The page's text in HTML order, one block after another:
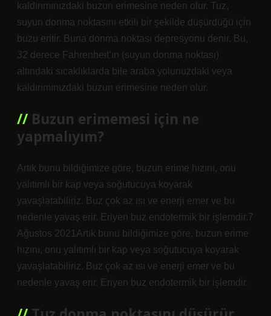
kaldırımınızdaki buzun erimesine neden olur. Tuz,
suyun donma noktasını etkili bir şekilde düşürdüğü için
buzu eritir. Buna donma noktası depresyonu denir. Bu,
32 derece Fahrenheit’ın (suyun donma noktası)
altındaki sıcaklıklarda bile araba yolunuzdaki veya
kaldırımınızdaki buzun erimesine neden olur.
Buzun erimemesi için ne
yapmalıyım?
Artık bunu bildiğimize göre, buzun erime hızını, onu
yalıtımlı bir kap veya soğutucuya koyarak
yavaşlatabiliriz. Buz çok az ısı ve enerji emer ve bu
nedenle yavaş erir. Eriyen buz endotermik bir işlemdir.7
Ağustos 2021Artık bunu bildiğimize göre, buzun erime
hızını, onu yalıtımlı bir kap veya soğutucuya koyarak
yavaşlatabiliriz. Buz çok az ısı ve enerji emer ve bu
nedenle yavaş erir. Eriyen buz endotermik bir işlemdir.